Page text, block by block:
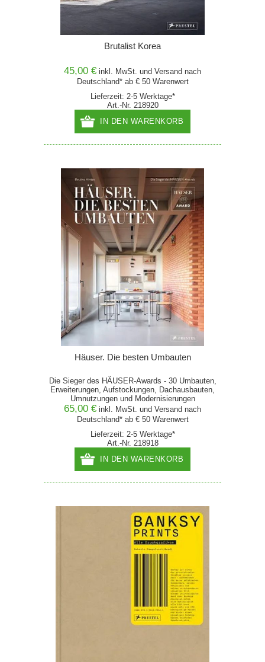
Brutalist Korea
45,00 € inkl. MwSt. und Versand nach
Deutschland* ab € 50 Warenwert
Lieferzeit: 2-5 Werktage*
Art.-Nr. 218920
IN DEN WARENKORB
Häuser. Die besten Umbauten
Die Sieger des HÄUSER-Awards - 30 Umbauten,
Erweiterungen, Aufstockungen, Dachausbauten,
Umnutzungen und Modernisierungen
65,00 € inkl. MwSt. und Versand nach
Deutschland* ab € 50 Warenwert
Lieferzeit: 2-5 Werktage*
Art.-Nr. 218918
IN DEN WARENKORB